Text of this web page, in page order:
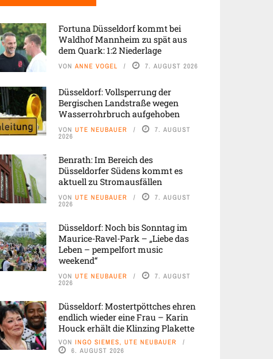
Fortuna Düsseldorf kommt bei
Waldhof Mannheim zu spät aus
dem Quark: 1:2 Niederlage
VON ANNE VOGEL 7. AUGUST 2026
Düsseldorf: Vollsperrung der
Bergischen Landstraße wegen
Wasserrohrbruch aufgehoben
VON UTE NEUBAUER 7. AUGUST
2026
Benrath: Im Bereich des
Düsseldorfer Südens kommt es
aktuell zu Stromausfällen
VON UTE NEUBAUER 7. AUGUST
2026
Düsseldorf: Noch bis Sonntag im
Maurice-Ravel-Park – „Liebe das
Leben – pempelfort music
weekend“
VON UTE NEUBAUER 7. AUGUST
2026
Düsseldorf: Mostertpöttches ehren
endlich wieder eine Frau – Karin
Houck erhält die Klinzing Plakette
VON INGO SIEMES, UTE NEUBAUER
6. AUGUST 2026